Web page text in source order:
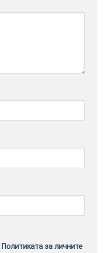
Политиката за личните